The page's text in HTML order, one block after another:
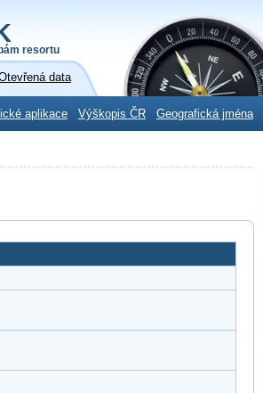
resortu
data
aplikace Výškopis ČR Geografická jména